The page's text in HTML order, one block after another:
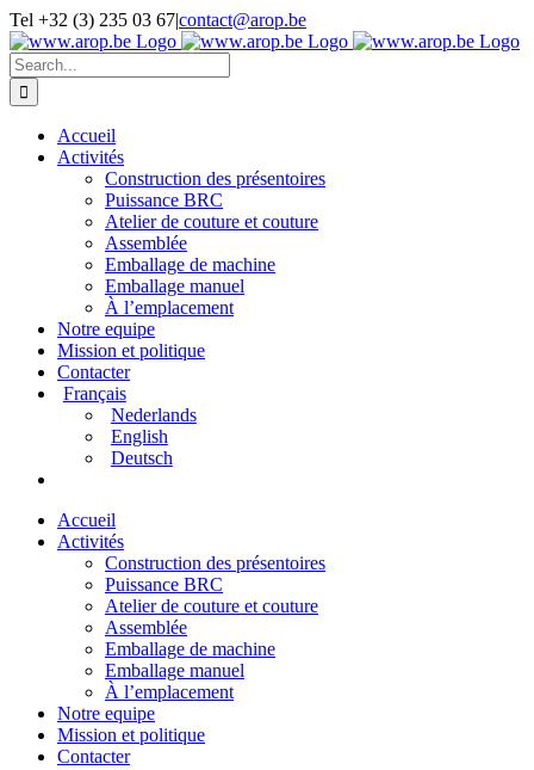
Skip
to
content
Tel +32 (3) 235 03 67|contact@arop.be
Search
for:
Accueil
Activités
Construction des présentoires
Puissance BRC
Atelier de couture et couture
Assemblée
Emballage de machine
Emballage manuel
À l’emplacement
Notre equipe
Mission et politique
Contacter
Français
Nederlands
English
Deutsch
Accueil
Activités
Construction des présentoires
Puissance BRC
Atelier de couture et couture
Assemblée
Emballage de machine
Emballage manuel
À l’emplacement
Notre equipe
Mission et politique
Contacter